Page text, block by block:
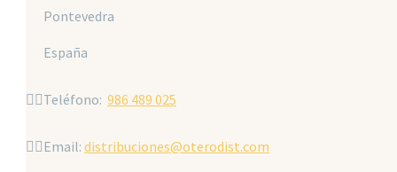
Pontevedra
España
Teléfono: 986 489 025
Email: distribuciones@oterodist.com